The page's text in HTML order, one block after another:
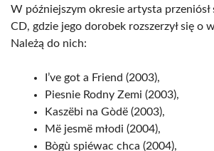
W późniejszym okresie artysta przeniósł
CD, gdzie jego dorobek rozszerzył się o
Należą do nich:
I’ve got a Friend (2003),
Piesnie Rodny Zemi (2003),
Kaszëbi na Gòdë (2003),
Më jesmë młodi (2004),
Bògù spiéwac chca (2004),